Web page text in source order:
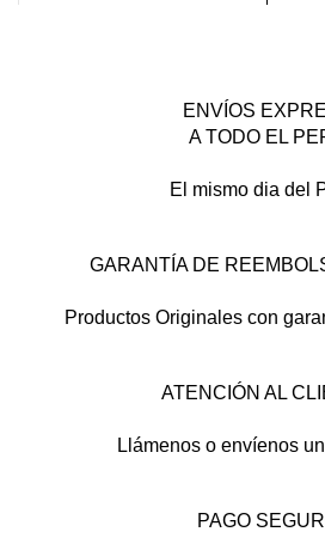
ENVÍOS
A TODO EL
El mismo dia del
GARANTÍA DE
Productos Originales con
ATENCIÓN AL
Llámenos o envíenos
PAGO